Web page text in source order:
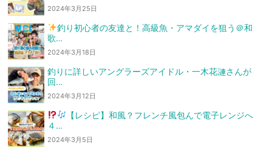
2024年3月25日
釣り初心者の友達と！高級魚・アマダイを狙う ＠和
歌…
2024年3月18日
釣りに詳しいアングラーズアイドル・一木花漣さんが
回…
2024年3月12日
【レシピ】和風？フレンチ風包んで電子レンジへ
４…
2024年3月5日